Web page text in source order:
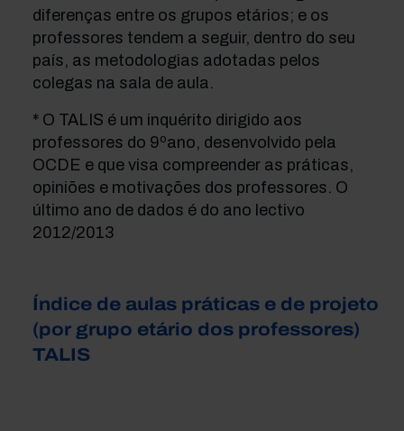
diferenças entre os grupos etários; e os
professores tendem a seguir, dentro do seu
país, as metodologias adotadas pelos
colegas na sala de aula.
* O TALIS é um inquérito dirigido aos
professores do 9ºano, desenvolvido pela
OCDE e que visa compreender as práticas,
opiniões e motivações dos professores. O
último ano de dados é do ano lectivo
2012/2013
Índice de aulas práticas e de projeto
(por grupo etário dos professores)
TALIS